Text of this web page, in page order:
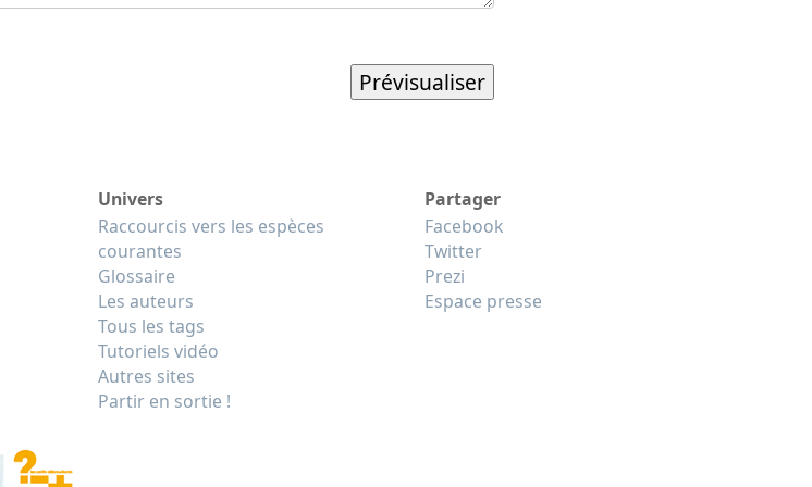
Univers
Raccourcis vers les espèces
courantes
Glossaire
Les auteurs
Tous les tags
Tutoriels vidéo
Autres sites
Partir en sortie !
Partager
Facebook
Twitter
Prezi
Espace presse